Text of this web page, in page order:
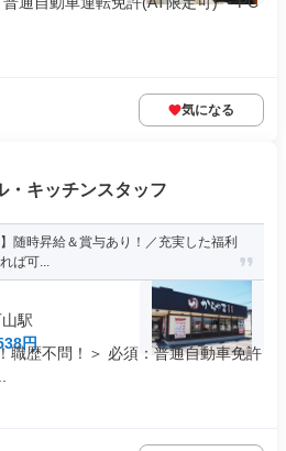
気になる
・キッチンスタッフ
随時昇給＆賞与あり！／充実した福利
ば可...
駅
円
職歴不問！＞ 必須：普通自動車免許